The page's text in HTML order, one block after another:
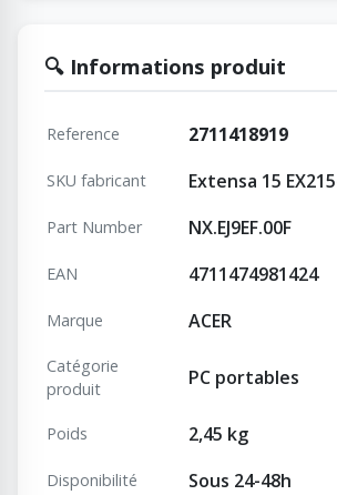
🔍 Informations produit
Reference 2711418919
SKU fabricant Extensa 15
Part Number NX.EJ9EF.00F
EAN 4711474981424
Marque ACER
Catégorie
produit
PC portables
Poids 2,45 kg
Disponibilité Sous 24-48h